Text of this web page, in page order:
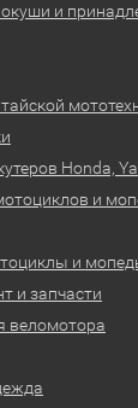
и
Honda,
и
и
и запчасти
веломотора